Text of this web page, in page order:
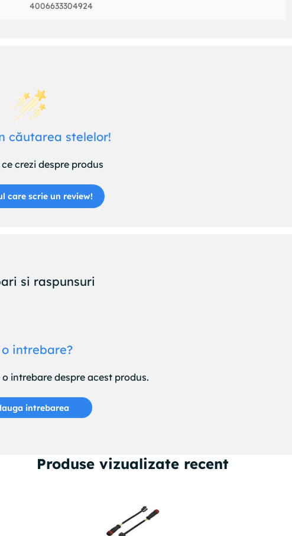
4006633304924
căutarea stelelor!
crezi despre produs
care scrie un review!
si raspunsuri
intrebare?
intrebare despre acest produs.
intrebarea
Produse vizualizate recent